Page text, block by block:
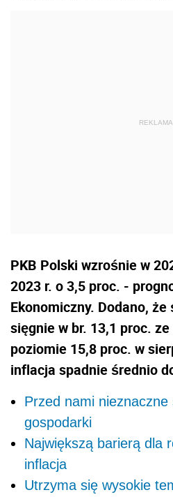
PKB Polski wzrośnie w
2023 r. o 3,5 proc. -
Ekonomiczny. Dodano,
sięgnie w br. 13,1 proc.
poziomie 15,8 proc. w
inflacja spadnie średnio
Przed nami nieznaczne
gospodarki
Największą barierą dla
inflacja
Utrzyma się wysokie